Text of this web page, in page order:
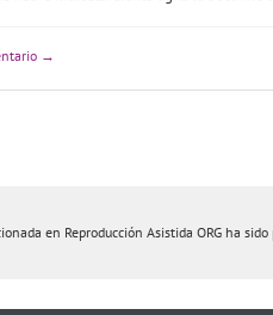
→
en Reproducción Asistida ORG ha